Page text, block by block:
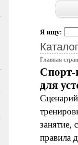
Я ищу:
Главная
Спорт-
для
занятие,
правила